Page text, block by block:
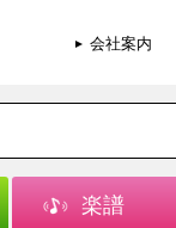
会社案内
楽譜